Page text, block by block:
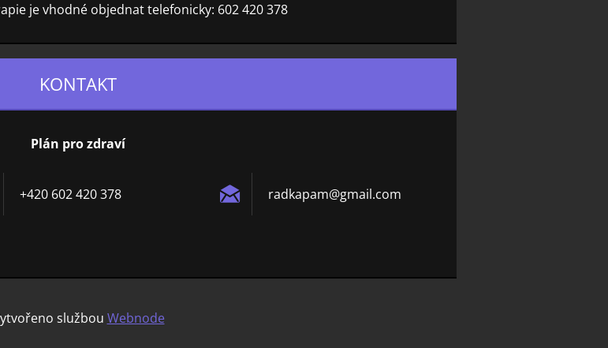
je vhodné objednat telefonicky: 602 420 378
KONTAKT
Plán pro zdraví
+420 602 420 378 radkapam@gmail.com
službou Webnode